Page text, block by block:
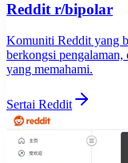
Reddit r/bipolar
Komuniti Reddit yang
berkongsi
yang memahami.
Sertai Reddit